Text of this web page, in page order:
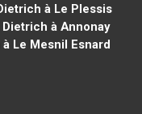
à Le Plessis
à Annonay
Le Mesnil Esnard